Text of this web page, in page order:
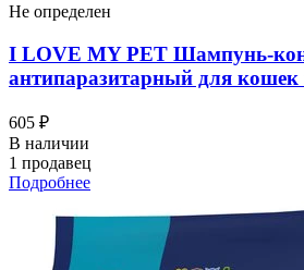
Не определен
I LOVЕ MY PET Шампунь-
антипаразитарный для кошек
605 ₽
В наличии
1 продавец
Подробнее